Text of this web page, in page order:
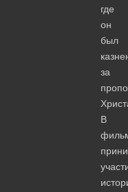
где
он
был
за
В